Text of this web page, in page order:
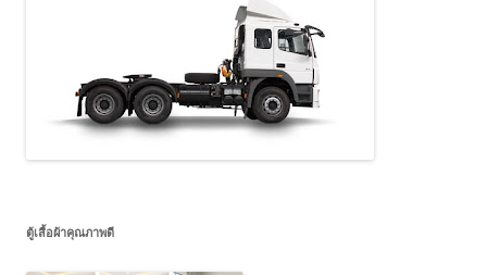
ตู้เสื้อผ้าคุณภาพดี